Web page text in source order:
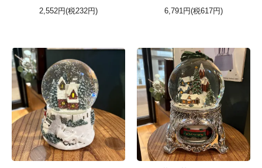
2,552円(税232円) 6,791円(税617円)